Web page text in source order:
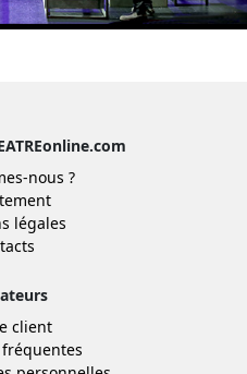
nous ?
légales
client